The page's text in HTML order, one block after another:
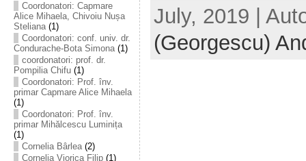
Coordonatori: Capmare
Alice Mihaela, Chivoiu Nușa
Steliana(1)
Coordonatori: conf. univ. dr.
Condurache-Bota Simona(1)
coordonatori: prof. dr.
Pompilia Chifu(1)
Coordonatori: Prof. înv.
primar Capmare Alice Mihaela
(1)
Coordonatori: Prof. înv.
primar Mihălcescu Luminița
(1)
Cornelia Bârlea(2)
Cornelia Viorica Filip(1)
July, 2019 |
(Georgescu)